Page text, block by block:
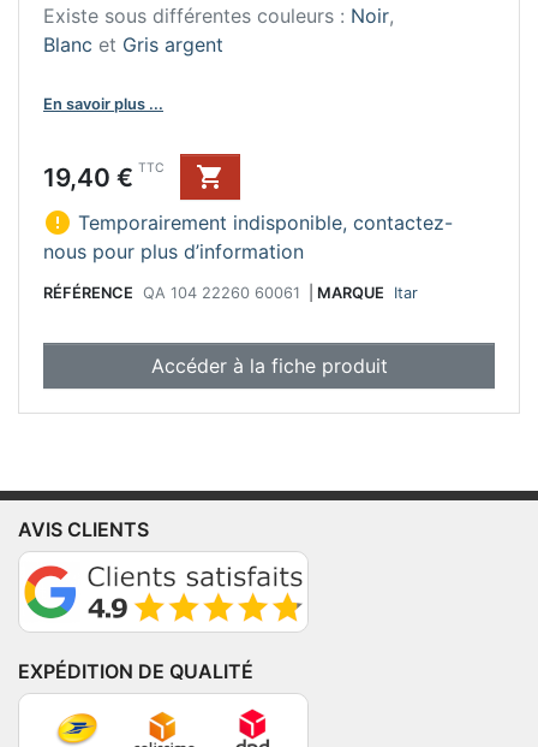
Existe sous différentes couleurs : Noir,
Blanc et Gris argent
En savoir plus ...
Prix
19,40 € TTC

 Temporairement indisponible, contactez-
nous pour plus d’information
RÉFÉRENCE QA 104 22260 60061 MARQUE Itar
Accéder à la fiche produit
AVIS CLIENTS
EXPÉDITION DE QUALITÉ